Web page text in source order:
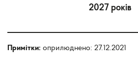
2027 років
Примітки: оприлюднено: 27.12.2021